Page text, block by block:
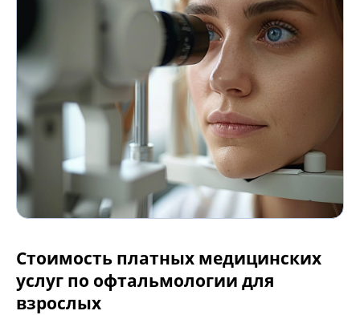
Стоимость платных медицинских
услуг по офтальмологии для
взрослых